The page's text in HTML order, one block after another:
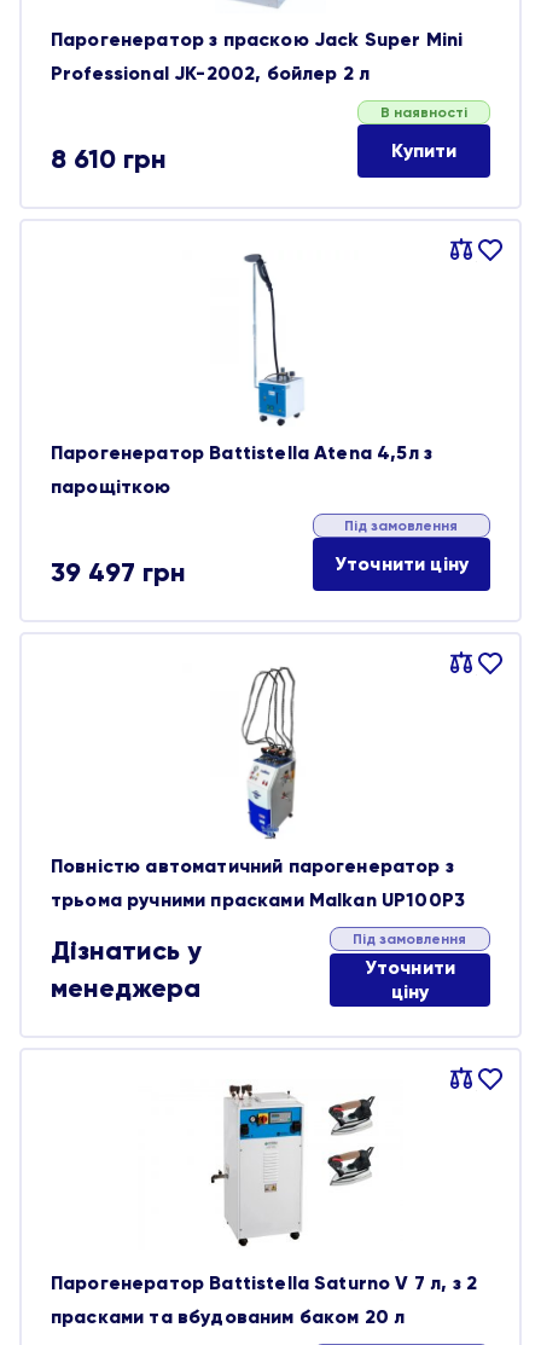
Парогенератор з праскою Jack Super Mini
Professional JK-2002, бойлер 2 л
8 610 грн
В наявності
Купити
Порівняти
В
Парогенератор Battistella Atena 4,5л з
парощіткою
39 497 грн
Під замовлення
Уточнити ціну
Порівняти
В
Повністю автоматичний парогенератор з
трьома ручними прасками Malkan UP100P3
Дізнатись у
менеджера
Під замовлення
Уточнити
ціну
Порівняти
В
Парогенератор Battistella Saturno V 7 л, з 2
прасками та вбудованим баком 20 л